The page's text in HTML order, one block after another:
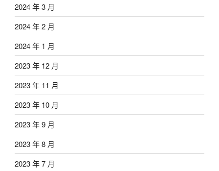
2024 年 3 月
2024 年 2 月
2024 年 1 月
2023 年 12 月
2023 年 11 月
2023 年 10 月
2023 年 9 月
2023 年 8 月
2023 年 7 月